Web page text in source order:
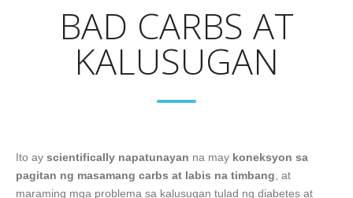
BAD CARBS AT
KALUSUGAN
Ito ay scientifically napatunayan na may koneksyon sa
pagitan ng masamang carbs at labis na timbang, at
maraming mga problema sa kalusugan tulad ng diabetes at